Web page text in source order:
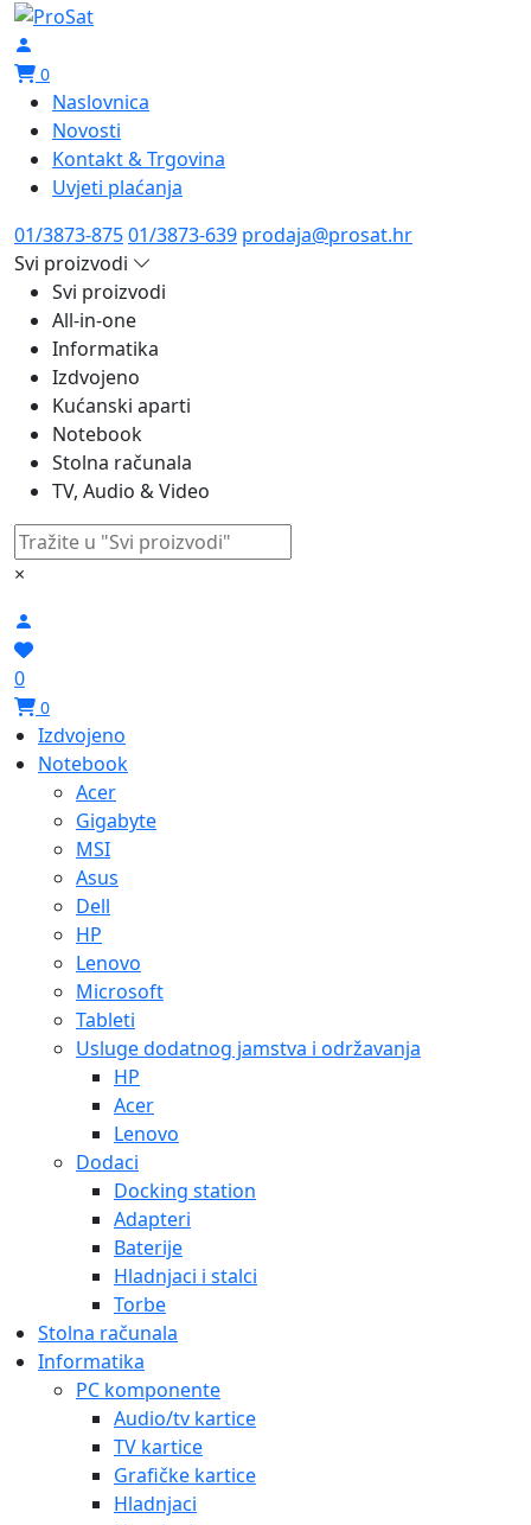
0
Naslovnica
Novosti
Kontakt & Trgovina
Uvjeti plaćanja
01/3873-87501/3873-639 prodaja@prosat.hr
Svi proizvodi
Svi proizvodi
All-in-one
Informatika
Izdvojeno
Kućanski aparti
Notebook
Stolna računala
TV, Audio & Video
×
0
0
Izdvojeno
Notebook
Acer
Gigabyte
MSI
Asus
Dell
HP
Lenovo
Microsoft
Tableti
Usluge dodatnog jamstva i održavanja
HP
Acer
Lenovo
Dodaci
Docking station
Adapteri
Baterije
Hladnjaci i stalci
Torbe
Stolna računala
Informatika
PC komponente
Audio/tv kartice
TV kartice
Grafičke kartice
Hladnjaci